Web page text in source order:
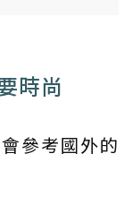
時尚
參考國外的